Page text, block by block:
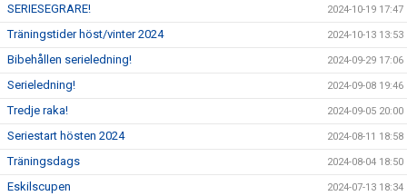
SERIESEGRARE! 2024-10-19 17:47
Träningstider höst/vinter 2024 2024-10-13 13:53
Bibehållen serieledning! 2024-09-29 17:06
Serieledning! 2024-09-08 19:46
Tredje raka! 2024-09-05 20:00
Seriestart hösten 2024 2024-08-11 18:58
Träningsdags 2024-08-04 18:50
Eskilscupen 2024-07-13 18:34